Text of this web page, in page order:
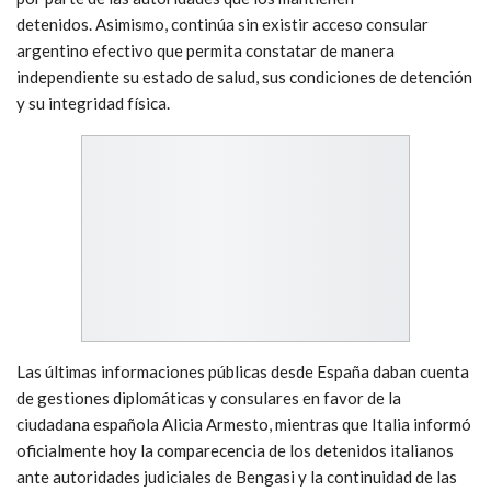
detenidos. Asimismo, continúa sin existir acceso consular
argentino efectivo que permita constatar de manera
independiente su estado de salud, sus condiciones de detención
y su integridad física.
Las últimas informaciones públicas desde España daban cuenta
de gestiones diplomáticas y consulares en favor de la
ciudadana española Alicia Armesto, mientras que Italia informó
oficialmente hoy la comparecencia de los detenidos italianos
ante autoridades judiciales de Bengasi y la continuidad de las